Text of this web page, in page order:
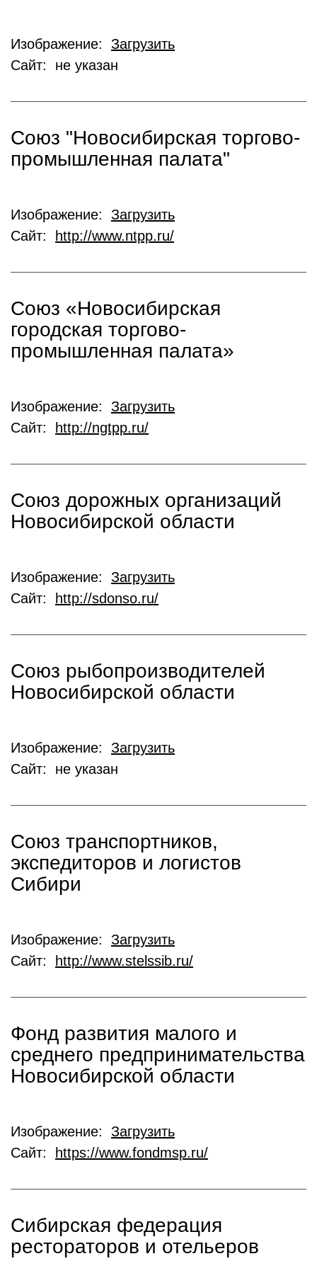
Изображение: Загрузить
Сайт: не указан
Союз "Новосибирская торгово-
промышленная палата"
Изображение: Загрузить
Сайт:
http://www.ntpp.ru/
Союз «Новосибирская
городская торгово-
промышленная палата»
Изображение: Загрузить
Сайт:
http://ngtpp.ru/
Союз дорожных организаций
Новосибирской области
Изображение: Загрузить
Сайт:
http://sdonso.ru/
Союз рыбопроизводителей
Новосибирской области
Изображение: Загрузить
Сайт: не указан
Союз транспортников,
экспедиторов и логистов
Сибири
Изображение: Загрузить
Сайт:
http://www.stelssib.ru/
Фонд развития малого и
среднего предпринимательства
Новосибирской области
Изображение: Загрузить
Сайт:
https://www.fondmsp.ru/
Cибирская федерация
рестораторов и отельеров